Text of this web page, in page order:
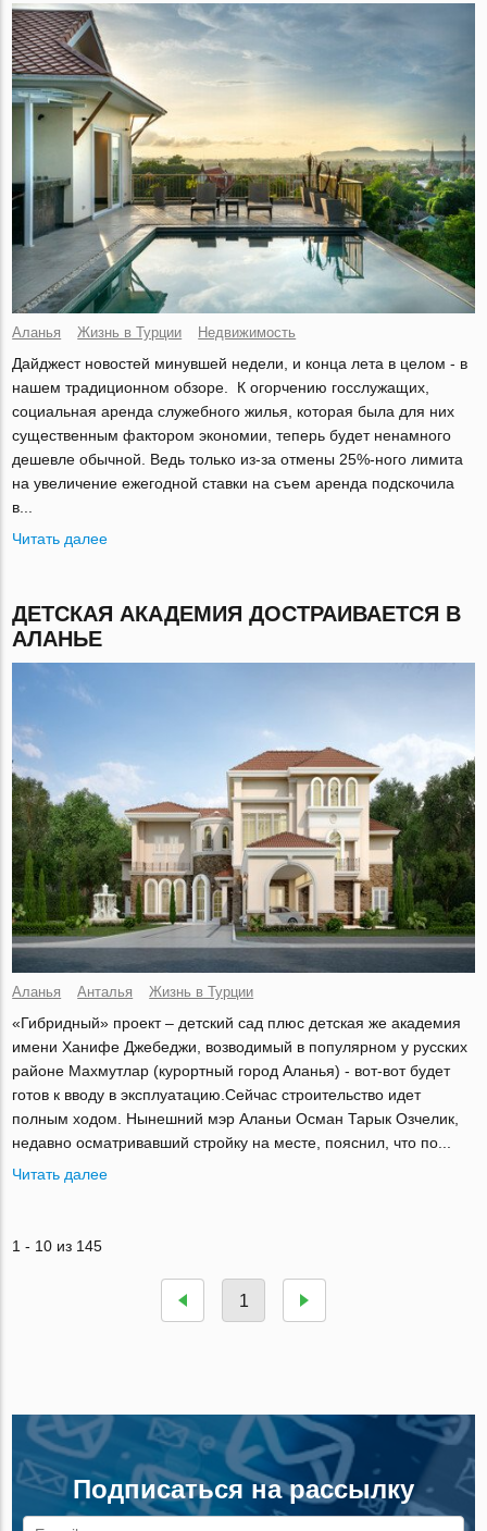
Аланья Жизнь в Турции Недвижимость
Дайджест новостей минувшей недели, и конца лета в целом - в
нашем традиционном обзоре. К огорчению госслужащих,
социальная аренда служебного жилья, которая была для них
существенным фактором экономии, теперь будет ненамного
дешевле обычной. Ведь только из-за отмены 25%-ного лимита
на увеличение ежегодной ставки на съем аренда подскочила
в...
Читать далее
ДЕТСКАЯ АКАДЕМИЯ ДОСТРАИВАЕТСЯ В
АЛАНЬЕ
Аланья Анталья Жизнь в Турции
«Гибридный» проект – детский сад плюс детская же академия
имени Ханифе Джебеджи, возводимый в популярном у русских
районе Махмутлар (курортный город Аланья) - вот-вот будет
готов к вводу в эксплуатацию.Сейчас строительство идет
полным ходом. Нынешний мэр Аланьи Осман Тарык Озчелик,
недавно осматривавший стройку на месте, пояснил, что по...
Читать далее
1 - 10 из 145
1
Подписаться на рассылку